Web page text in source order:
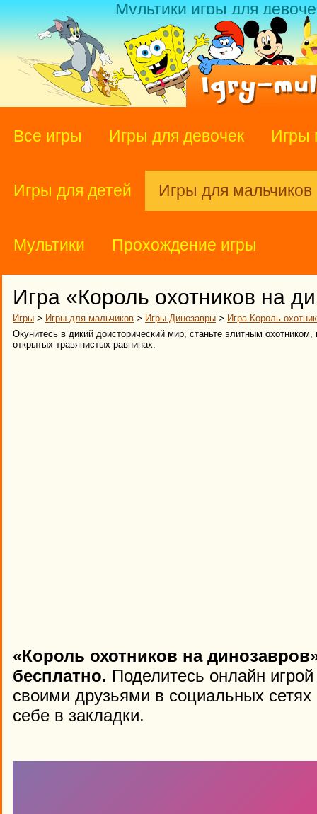
Мультики игры для
Все игры Игры для девочек Игры
Игры для детей Игры для мальчиков
Мультики Прохождение игры
Игра «Король охотников на
Игры > Игры для мальчиков > Игры Динозавры > Игра Король
Окунитесь в дикий доисторический мир, станьте элитным
открытых травянистых равнинах.
«Король охотников на
бесплатно. Поделитесь онлайн
своими друзьями в социальных сетях
себе в закладки.